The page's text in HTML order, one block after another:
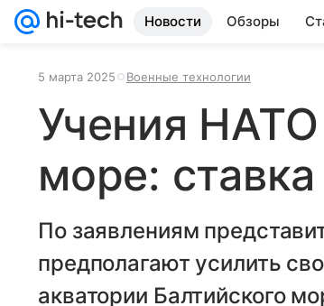
Новости Обзоры
5 марта 2025 Военные технологии
Учения
море:
По заявлениям
предполагают усилить
акватории Балтийского